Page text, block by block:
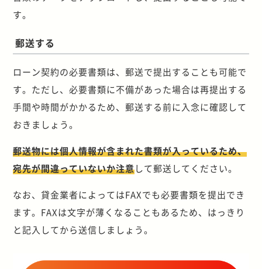
す。
郵送する
ローン契約の必要書類は、郵送で提出することも可能で
す。ただし、必要書類に不備があった場合は再提出する
手間や時間がかかるため、郵送する前に入念に確認して
おきましょう。
郵送物には個人情報が含まれた書類が入っているため、
宛先が間違っていないか注意して郵送してください。
なお、貸金業者によってはFAXでも必要書類を提出でき
ます。FAXは文字が薄くなることもあるため、はっきり
と記入してから送信しましょう。